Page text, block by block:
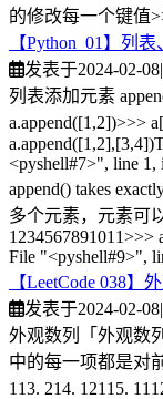
的修改每一个键值
【Python_01】列
发表于2024-02-08|
列表添加元素
a.append([1,2])>>>
<pyshell#7>", line 1,
append() takes
多个元素，元素可
1234567891011>>>
File "<pyshell#9>",
【LeetCode 038】
发表于2024-02-08|
外观数列「外观数
中的每一项都是对
113. 214. 12115.